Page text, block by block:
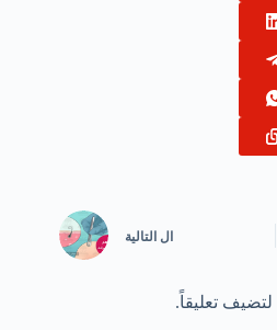
ال التالية
لتضيف تعليقاً.